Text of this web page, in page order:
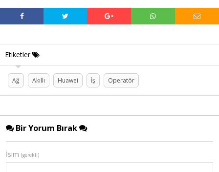
Etiketler
Ağ Akıllı Huawei İş Operatör
Bir Yorum Bırak
İsim (gerekli)